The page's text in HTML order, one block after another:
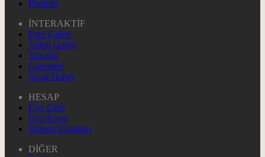
Pariteler
İNTERAKTİF
Foto Galeri
Video Galeri
Yazarlar
Gazeteler
Sıcak Haber
HESAP
Üye Giriş
Üye Kayıt
Şifremi Unuttum
DİĞER